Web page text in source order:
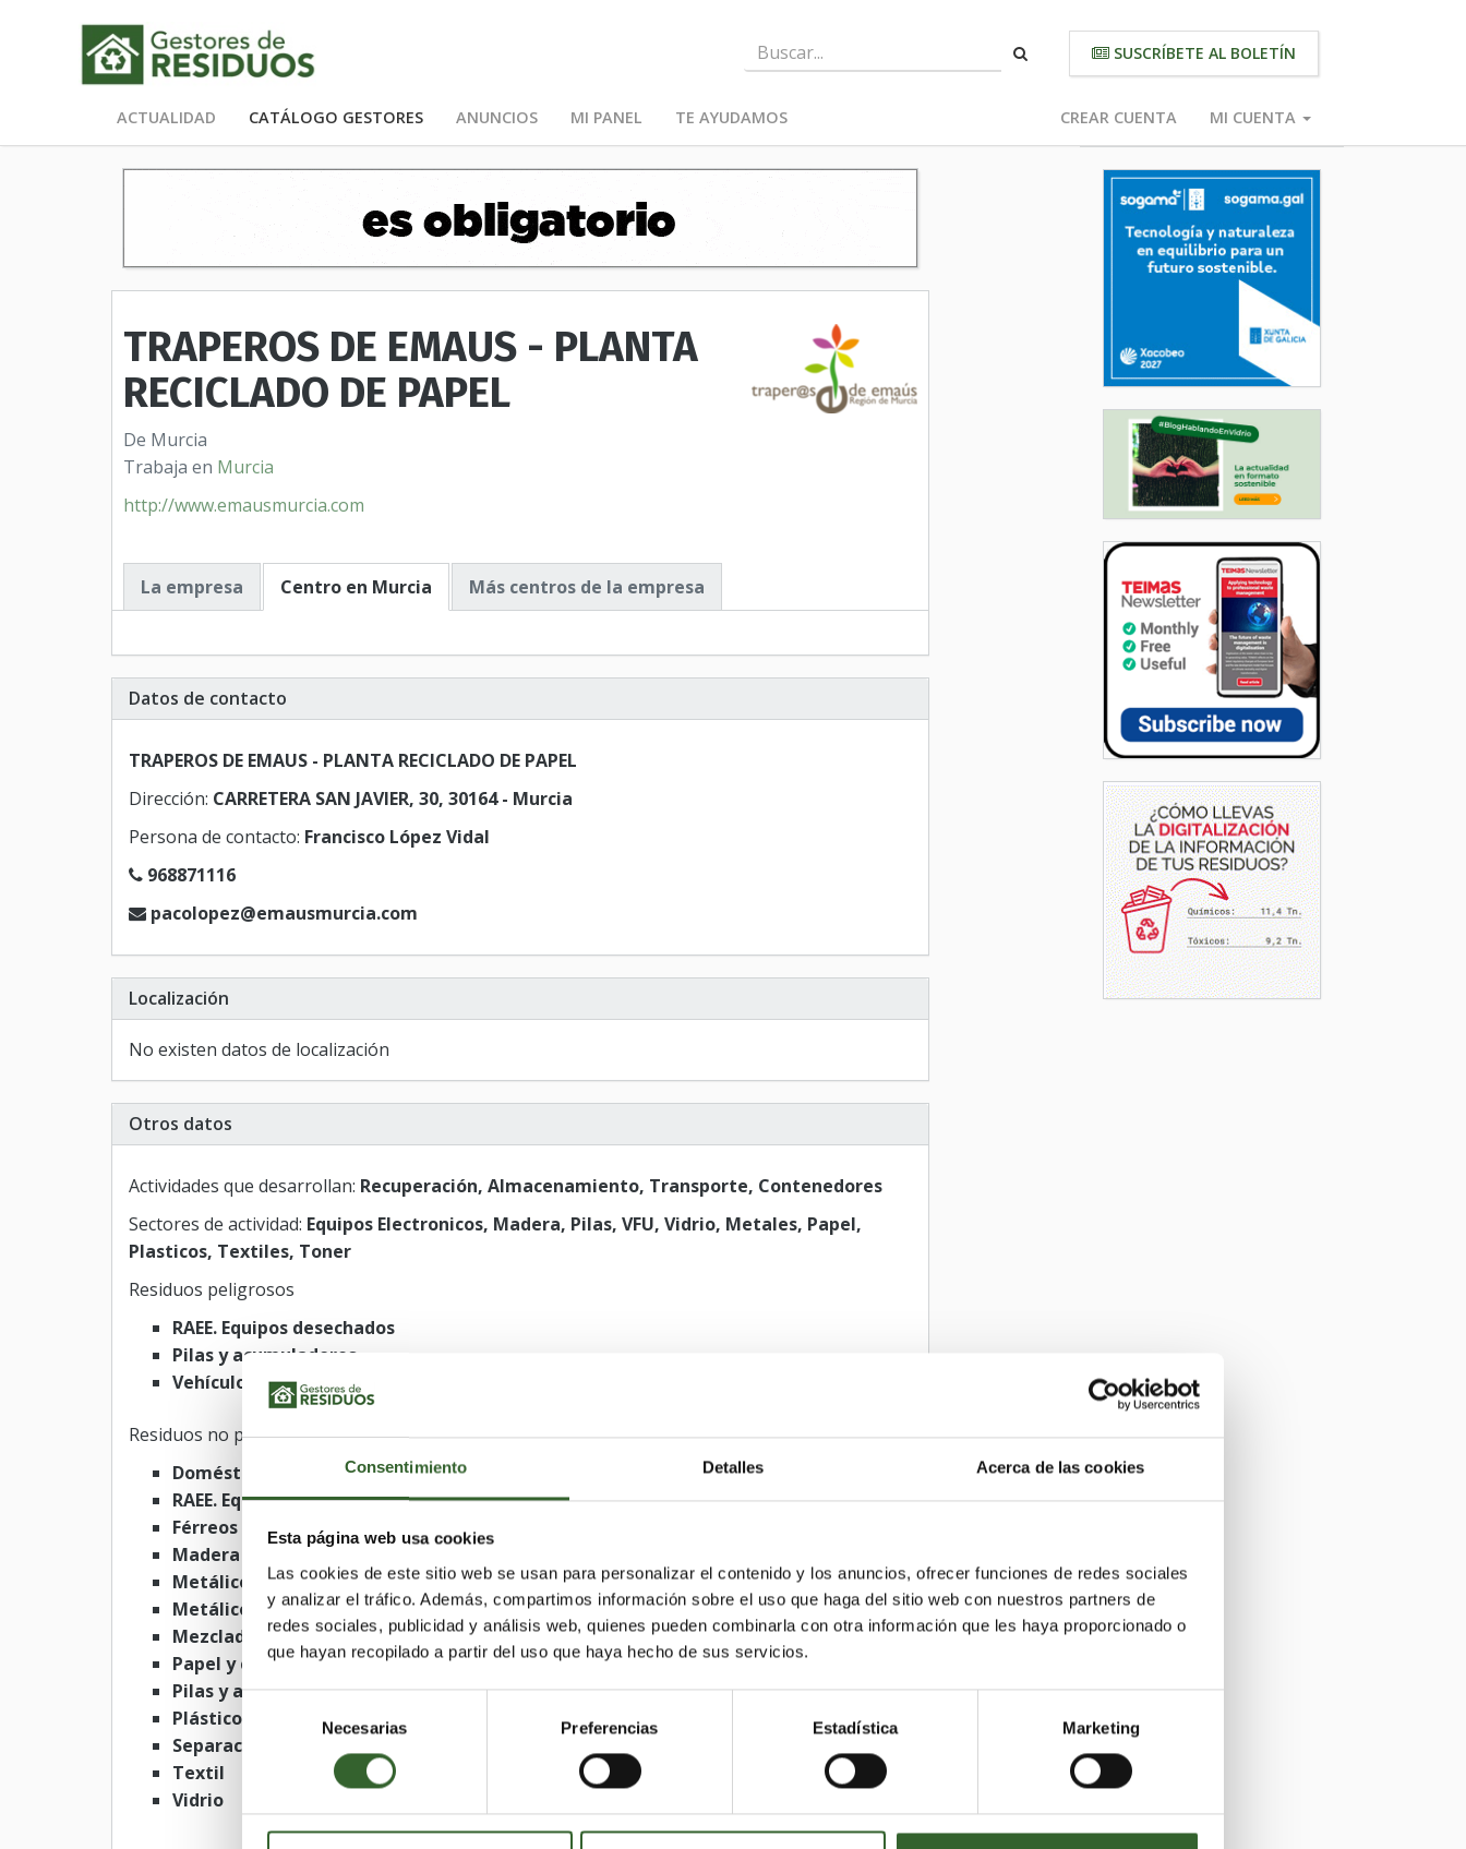
Consentimiento Detalles Acerca de las cookies
Esta página web usa cookies
Las cookies de este sitio web se usan para personalizar el contenido y los anuncios, ofrecer funciones de redes sociales
y analizar el tráfico. Además, compartimos información sobre el uso que haga del sitio web con nuestros partners de
redes sociales, publicidad y análisis web, quienes pueden combinarla con otra información que les haya proporcionado o
que hayan recopilado a partir del uso que haya hecho de sus servicios.
Selección
consentimiento
Necesarias Preferencias Estadística Marketing
SUSCRÍBETE AL BOLETÍN
ACTUALIDAD CATÁLOGO GESTORES ANUNCIOS MI PANEL TE AYUDAMOS CREAR CUENTA MI CUENTA
TRAPEROS DE EMAUS - PLANTA
RECICLADO DE PAPEL
De Murcia
Trabaja en Murcia
http://www.emausmurcia.com
La empresa Centro en Murcia Más centros de la empresa
Datos de contacto
TRAPEROS DE EMAUS - PLANTA RECICLADO DE PAPEL
Dirección: CARRETERA SAN JAVIER, 30, 30164 - Murcia
Persona de contacto: Francisco López Vidal
968871116
pacolopez@emausmurcia.com
Localización
No existen datos de localización
Otros datos
Actividades que desarrollan: Recuperación, Almacenamiento, Transporte, Contenedores
Sectores de actividad: Equipos Electronicos, Madera, Pilas, VFU, Vidrio, Metales, Papel,
Plasticos, Textiles, Toner
Residuos peligrosos
RAEE. Equipos desechados
Pilas y acumuladores
Vehículos
Residuos no peligrosos
Domésticos
RAEE. Equipos desechados
Férreos y no férreos
Madera
Metálicos férreos
Metálicos no férreos
Mezclados
Papel y cartón
Pilas y acumuladores
Plásticos
Separación
Textil
Vidrio